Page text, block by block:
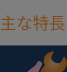
主な特長